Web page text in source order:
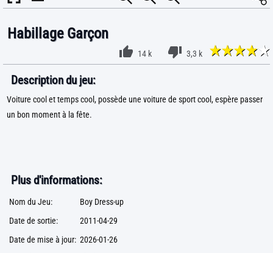
Habillage Garçon
14 k 3,3 k
Description du jeu:
Voiture cool et temps cool, possède une voiture de sport cool, espère passer
un bon moment à la fête.
Plus d'informations:
Nom du Jeu:
Boy Dress-up
Date de sortie:
2011-04-29
Date de mise à jour: 2026-01-26